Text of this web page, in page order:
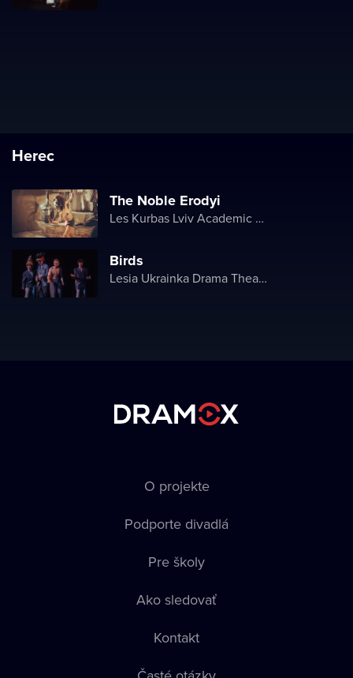
Herec
The Noble Erodyi
Les Kurbas Lviv Academic Youth Theater
Birds
Lesia Ukrainka Drama Theater
O projekte
Podporte divadlá
Pre školy
Ako sledovať
Kontakt